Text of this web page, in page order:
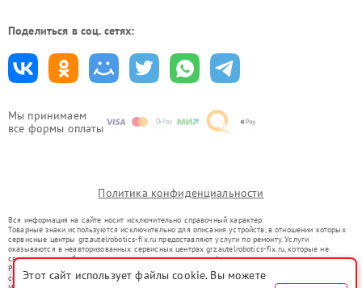
Мы принимаем
все формы оплаты
Поделиться в соц. сетях:
Политика конфиденциальности
Вся информация на сайте носит исключительно справочный характер.
Товарные знаки используются исключительно для описания устройств, в отношении которых
сервисные центры grz.autelrobotics-fix.ru предоставляют услуги по ремонту. Услуги
оказываются в неавторизованных сервисных центрах grz.autelrobotics-fix.ru, которые не
связаны с правообладателями товарных знаков или их официальными представителями.
Ремонт осуществляется для устройств, уже введенных в гражданский оборот в соответствии
со статьей 1487 ГК РФ.
Этот сайт использует файлы cookie. Вы можете